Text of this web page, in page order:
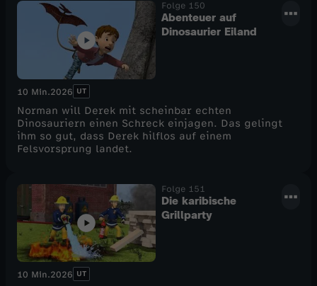
Folge 150
Abenteuer auf
Dinosaurier Eiland
10 Min.2026 UT
Norman will Derek mit scheinbar echten
Dinosauriern einen Schreck einjagen. Das gelingt
ihm so gut, dass Derek hilflos auf einem
Felsvorsprung landet.
Folge 151
Die karibische
Grillparty
10 Min.2026 UT